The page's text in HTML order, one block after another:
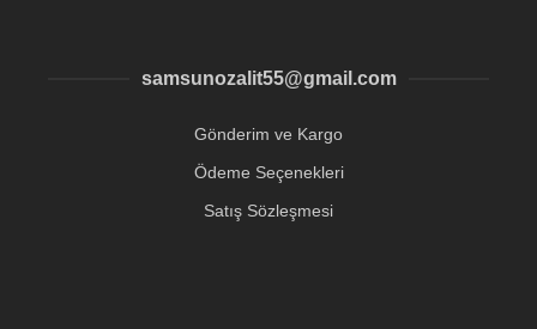
samsunozalit55@gmail.com
Gönderim ve Kargo
Ödeme Seçenekleri
Satış Sözleşmesi